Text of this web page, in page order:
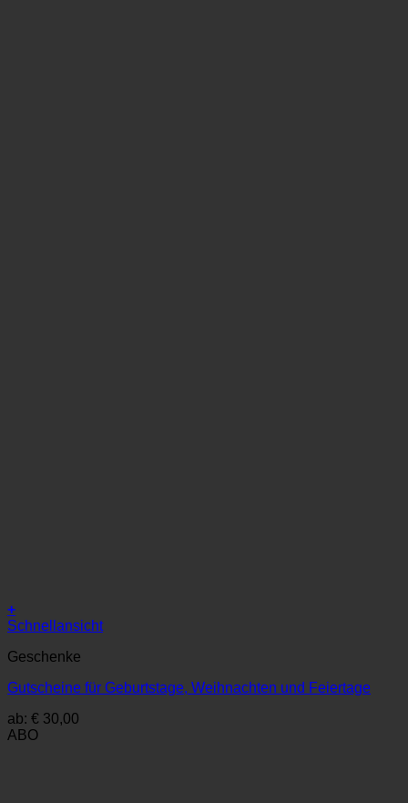
+
Dieses
weist
Varianten
Die
Optionen
Schnellansicht
Geschenke
Gutscheine für Geburtstage, Weihnachten und Feiertage
ab: € 30,00
ABO